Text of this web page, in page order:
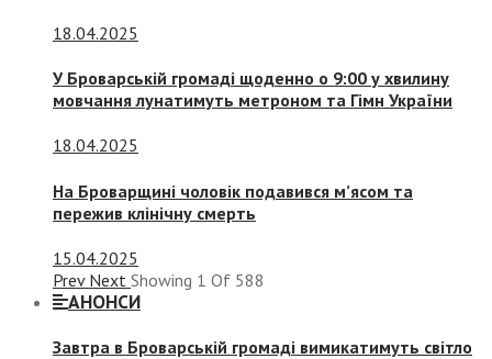
18.04.2025
У Броварській громаді щоденно о 9:00 у хвилину
мовчання лунатимуть метроном та Гімн України
18.04.2025
На Броварщині чоловік подавився м’ясом та
пережив клінічну смерть
15.04.2025
Prev Next Showing 1 Of 588
АНОНСИ
Завтра в Броварській громаді вимикатимуть світло